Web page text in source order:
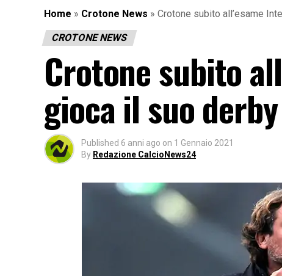
Home » Crotone News » Crotone subito all’esame
CROTONE NEWS
Crotone subito
gioca il suo
Published 6 anni ago on 1 Gennaio 2021
By Redazione CalcioNews24